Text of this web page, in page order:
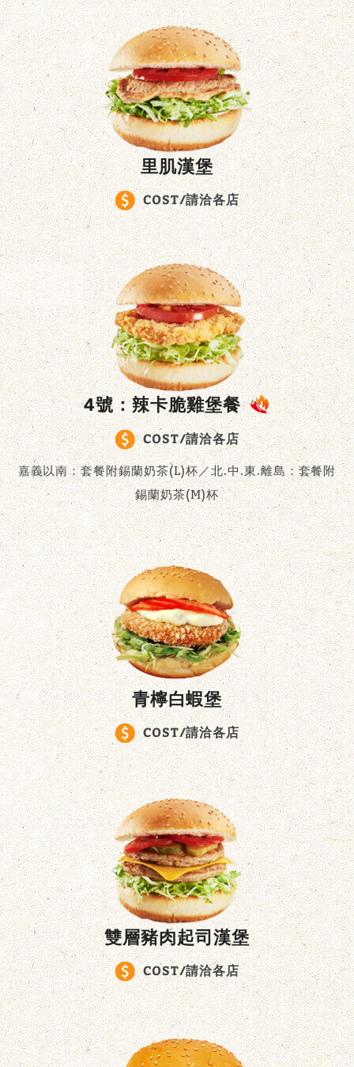
里肌漢堡
COST/請洽各店
4號：辣卡脆雞堡餐
COST/請洽各店
嘉義以南：套餐附錫蘭奶茶(L)杯／北.中.東.離島：套餐附
錫蘭奶茶(M)杯
青檸白蝦堡
COST/請洽各店
雙層豬肉起司漢堡
COST/請洽各店